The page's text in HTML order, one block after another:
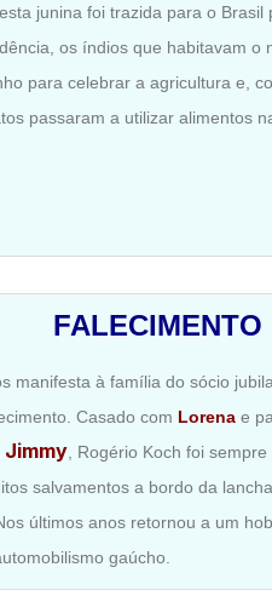
junina foi trazida para o
os índios que habitavam o
para celebrar a agricultura e,
passaram a utilizar alimentos
FALECIMENTO
manifesta à família do sócio
Casado com Lorena e
Jimmy , Rogério Koch foi
salvamentos a bordo da
últimos anos retornou a um
gaúcho.